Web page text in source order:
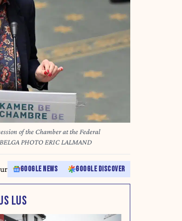
of the Chamber at the Federal
PHOTO ERIC LALMAND
GOOGLE NEWS GOOGLE DISCOVER
LUS